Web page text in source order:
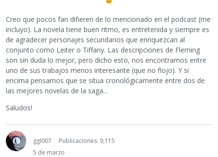
Creo que pocos fan difieren de lo mencionado en el podcast (me
incluyo). La novela tiene buen ritmo, es entretenida y siempre es
de agradecer personajes secundarios que enriquezcan al
conjunto como Leiter o Tiffany. Las descripciones de Fleming
son sin duda lo mejor, pero dicho esto, nos encontramos entre
uno de sus trabajos menos interesante (que no flojo). Y si
encima pensamos que se situa cronológicamente entre dos de
las mejores novelas de la saga...
Saludos!
ggl007
Publicaciones: 9,115
5 de marzo